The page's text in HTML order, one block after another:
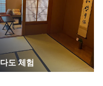
다도 체험